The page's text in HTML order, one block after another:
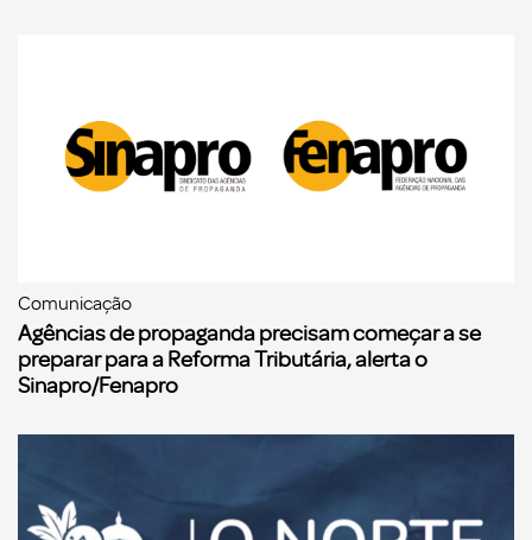
Comunicação
Agências de propaganda precisam começar a se
preparar para a Reforma Tributária, alerta o
Sinapro/Fenapro